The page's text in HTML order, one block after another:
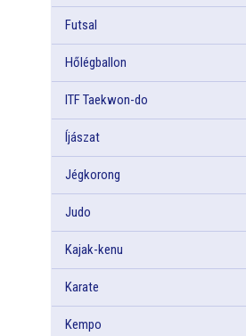
Futsal
Hőlégballon
ITF Taekwon-do
Íjászat
Jégkorong
Judo
Kajak-kenu
Karate
Kempo